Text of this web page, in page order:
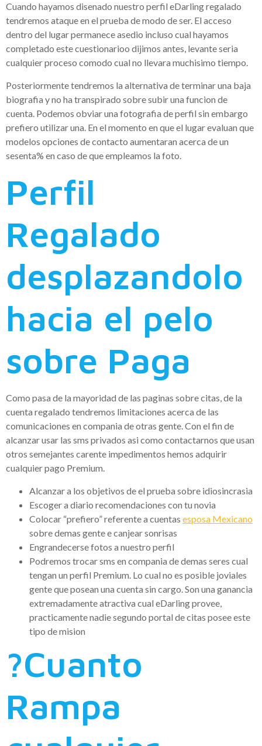
Cuando hayamos disenado nuestro perfil eDarling regalado
tendremos ataque en el prueba de modo de ser. El acceso
dentro del lugar permanece asedio incluso cual hayamos
completado este cuestionarioo dijimos antes, levante seri­a
cualquier proceso comodo cual no llevara muchisimo tiempo.
Posteriormente tendremos la alternativa de terminar una baja
biografia y no ha transpirado sobre subir una funcion de
cuenta. Podemos obviar una fotografia de perfil sin embargo
prefiero utilizar una. En el momento en que el lugar evaluan que
modelos opciones de contacto aumentaran acerca de un
sesenta% en caso de que empleamos la foto.
Perfil
Regalado
desplazandolo
hacia el pelo
sobre Paga
Como pasa de la mayoridad de las paginas sobre citas, de la
cuenta regalado tendremos limitaciones acerca de las
comunicaciones en compania de otras gente. Con el fin de
alcanzar usar las sms privados asi­ como contactarnos que usan
otros semejantes carente impedimentos hemos adquirir
cualquier pago Premium.
Alcanzar a los objetivos de el prueba sobre idiosincrasia
Escoger a diario recomendaciones con tu novia
Colocar “prefiero” referente a cuentas esposa Mexicano
sobre demas gente e canjear sonrisas
Engrandecerse fotos a nuestro perfil
Podremos trocar sms en compania de demas seres cual
tengan un perfil Premium. Lo cual no es posible joviales
gente que posean una cuenta sin cargo. Son una ganancia
extremadamente atractiva cual eDarling provee,
practicamente nadie segundo portal de citas posee este
tipo de mision
?Cuanto
Rampa